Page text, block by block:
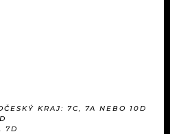
KRAJ: 7C, 7A NEBO 10D
7D